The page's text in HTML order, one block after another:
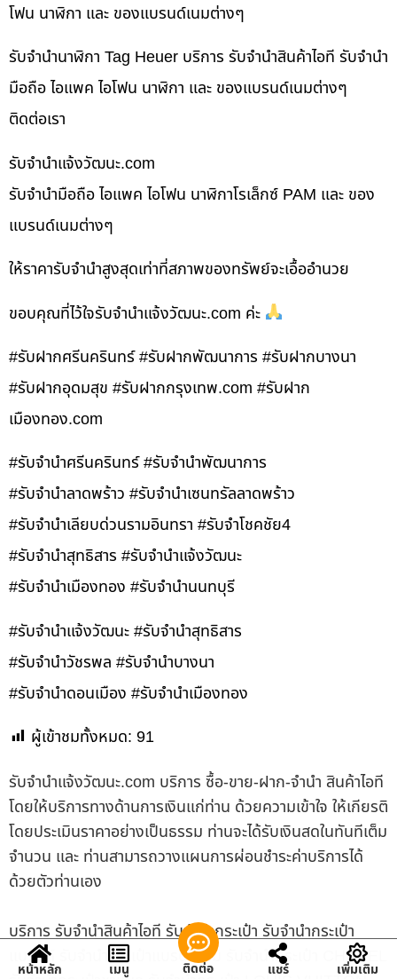
โฟน นาฬิกา และ ของแบรนด์เนมต่างๆ
รับจำนำนาฬิกา Tag Heuer บริการ รับจำนำสินค้าไอที รับจำนำ
มือถือ ไอแพค ไอโฟน นาฬิกา และ ของแบรนด์เนมต่างๆ
ติดต่อเรา
รับจํานําแจ้งวัฒนะ.com
รับจำนำมือถือ ไอแพค ไอโฟน นาฬิกาโรเล็กซ์ PAM และ ของ
แบรนด์เนมต่างๆ
ให้ราคารับจำนำสูงสุดเท่าที่สภาพของทรัพย์จะเอื้ออำนวย
ขอบคุณที่ไว้ใจรับจำนำแจ้งวัฒนะ.com ค่ะ
#รับฝากศรีนครินทร์ #รับฝากพัฒนาการ #รับฝากบางนา
#รับฝากอุดมสุข #รับฝากกรุงเทพ.com #รับฝาก
เมืองทอง.com
#รับจำนำศรีนครินทร์ #รับจำนำพัฒนาการ
#รับจำนำลาดพร้าว #รับจำนำเซนทรัลลาดพร้าว
#รับจำนำเลียบด่วนรามอินทรา #รับจำโชคชัย4
#รับจำนำสุทธิสาร #รับจำนำแจ้งวัฒนะ
#รับจำนำเมืองทอง #รับจำนำนนทบุรี
#รับจำนำแจ้งวัฒนะ #รับจำนำสุทธิสาร
#รับจำนำวัชรพล #รับจำนำบางนา
#รับจำนำดอนเมือง #รับจำนำเมืองทอง
ผู้เข้าชมทั้งหมด: 91
รับจํานําแจ้งวัฒนะ.com บริการ ซื้อ-ขาย-ฝาก-จำนำ สินค้าไอที
โดยให้บริการทางด้านการเงินแก่ท่าน ด้วยความเข้าใจ ให้เกียรติ
โดยประเมินราคาอย่างเป็นธรรม ท่านจะได้รับเงินสดในทันทีเต็ม
จำนวน และ ท่านสามารถวางแผนการผ่อนชำระค่าบริการได้
ด้วยตัวท่านเอง
บริการ รับจำนำสินค้าไอที รับจำนำกระเป๋า รับจำนำกระเป๋า
แบรนด์ รับจำนำกระเป๋าแบรนด์เนม รับจำนำกระเป๋า CHANEL
หน้าหลัก เมนู ติดต่อ แชร์ เพิ่มเติม